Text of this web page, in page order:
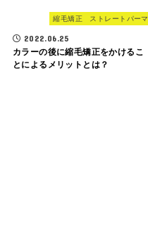
縮毛矯正 ストレートパーマ
2022.06.25
カラーの後に縮毛矯正をかけるこ
とによるメリットとは？